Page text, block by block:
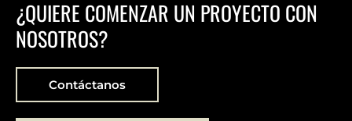
¿QUIERE COMENZAR UN PROYECTO CON
NOSOTROS?
Contáctanos